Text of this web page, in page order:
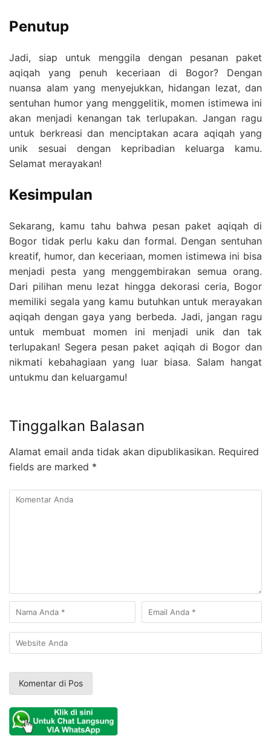
Penutup
Jadi, siap untuk menggila dengan pesanan paket
aqiqah yang penuh keceriaan di Bogor? Dengan
nuansa alam yang menyejukkan, hidangan lezat, dan
sentuhan humor yang menggelitik, momen istimewa ini
akan menjadi kenangan tak terlupakan. Jangan ragu
untuk berkreasi dan menciptakan acara aqiqah yang
unik sesuai dengan kepribadian keluarga kamu.
Selamat merayakan!
Kesimpulan
Sekarang, kamu tahu bahwa pesan paket aqiqah di
Bogor tidak perlu kaku dan formal. Dengan sentuhan
kreatif, humor, dan keceriaan, momen istimewa ini bisa
menjadi pesta yang menggembirakan semua orang.
Dari pilihan menu lezat hingga dekorasi ceria, Bogor
memiliki segala yang kamu butuhkan untuk merayakan
aqiqah dengan gaya yang berbeda. Jadi, jangan ragu
untuk membuat momen ini menjadi unik dan tak
terlupakan! Segera pesan paket aqiqah di Bogor dan
nikmati kebahagiaan yang luar biasa. Salam hangat
untukmu dan keluargamu!
Tinggalkan Balasan
Alamat email anda tidak akan dipublikasikan. Required
fields are marked *